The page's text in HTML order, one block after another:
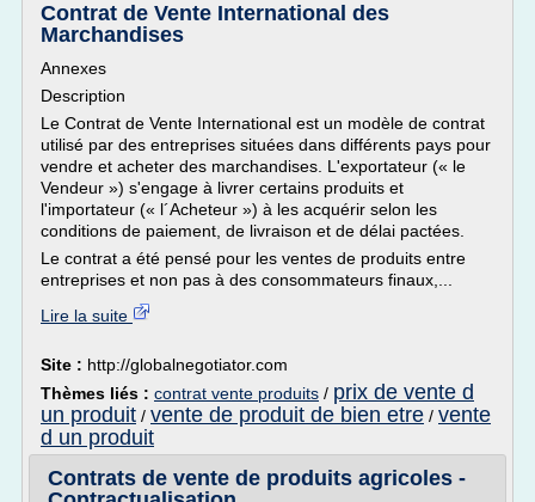
Contrat de Vente International des
Marchandises
Annexes
Description
Le Contrat de Vente International est un modèle de contrat
utilisé par des entreprises situées dans différents pays pour
vendre et acheter des marchandises. L'exportateur (« le
Vendeur ») s'engage à livrer certains produits et
l'importateur (« l´Acheteur ») à les acquérir selon les
conditions de paiement, de livraison et de délai pactées.
Le contrat a été pensé pour les ventes de produits entre
entreprises et non pas à des consommateurs finaux,...
Lire la suite
Site : http://globalnegotiator.com
Thèmes liés : contrat vente produits / prix de vente d
un produit / vente de produit de bien etre / vente
d un produit
Contrats de vente de produits agricoles -